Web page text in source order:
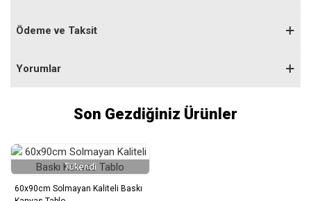
Ödeme ve Taksit
Yorumlar
Son Gezdiğiniz Ürünler
Tükendi
60x90cm Solmayan Kaliteli Baskı